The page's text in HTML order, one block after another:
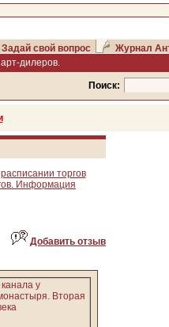
Задай свой вопрос
Журнал
дилеров.
Поиск:
торгов
Информация
Добавить отзыв